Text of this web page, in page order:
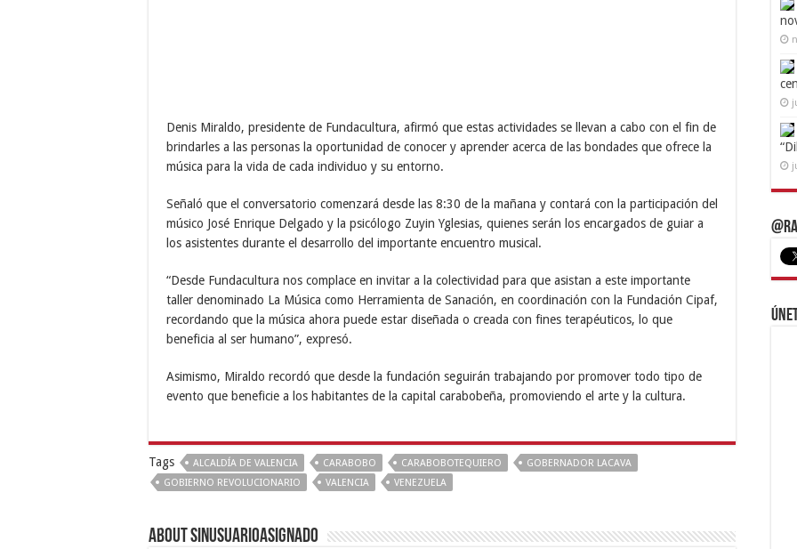
Denis Miraldo, presidente de Fundacultura, afirmó que estas actividades se llevan a cabo con el fin de
brindarles a las personas la oportunidad de conocer y aprender acerca de las bondades que ofrece la
música para la vida de cada individuo y su entorno.
Señaló que el conversatorio comenzará desde las 8:30 de la mañana y contará con la participación del
músico José Enrique Delgado y la psicólogo Zuyin Yglesias, quienes serán los encargados de guiar a
los asistentes durante el desarrollo del importante encuentro musical.
“Desde Fundacultura nos complace en invitar a la colectividad para que asistan a este importante
taller denominado La Música como Herramienta de Sanación, en coordinación con la Fundación Cipaf,
recordando que la música ahora puede estar diseñada o creada con fines terapéuticos, lo que
beneficia al ser humano”, expresó.
Asimismo, Miraldo recordó que desde la fundación seguirán trabajando por promover todo tipo de
evento que beneficie a los habitantes de la capital carabobeña, promoviendo el arte y la cultura.
Tags ALCALDÍA DE VALENCIA CARABOBO CARABOBOTEQUIERO
GOBERNADOR LACAVA
GOBIERNO REVOLUCIONARIO
VALENCIA VENEZUELA
About sinusuarioasignado